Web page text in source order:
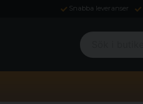
Snabba leveranser
Sök i butiken ...